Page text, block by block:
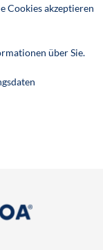
Cookies akzeptieren
über Sie.